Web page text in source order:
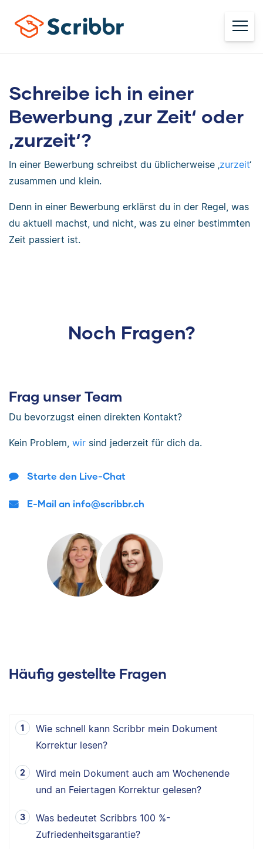
Schreibe ich in einer
Bewerbung ‚zur Zeit‘ oder
‚zurzeit‘?
In einer Bewerbung schreibst du üblicherweise ‚zurzeit‘
zusammen und klein.
Denn in einer Bewerbung erklärst du in der Regel, was
du aktuell machst, und nicht, was zu einer bestimmten
Zeit passiert ist.
Noch Fragen?
Frag unser Team
Du bevorzugst einen direkten Kontakt?
Kein Problem, wir sind jederzeit für dich da.
Starte den Live-Chat
E-Mail an info@scribbr.ch
Häufig gestellte Fragen
Wie schnell kann Scribbr mein Dokument
Korrektur lesen?
Wird mein Dokument auch am Wochenende
und an Feiertagen Korrektur gelesen?
Was bedeutet Scribbrs 100 %-
Zufriedenheitsgarantie?